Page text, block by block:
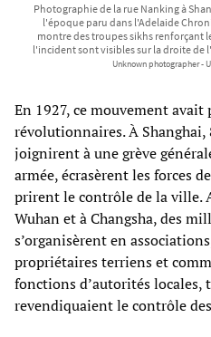
Photographie de la rue Nanking à
l'époque paru dans l'Adelaide
montre des troupes sikhs renforçant
l'incident sont visibles sur la droite de
Unknown photographer -
En 1927, ce mouvement
révolutionnaires. À Shanghai,
joignirent à une grève
armée, écrasèrent les forces
prirent le contrôle de la ville.
Wuhan et à Changsha, des
s’organisèrent en
propriétaires terriens et
fonctions d’autorités locales,
revendiquaient le contrôle